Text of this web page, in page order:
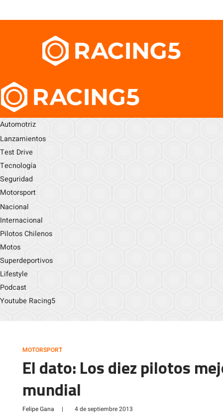
Automotriz
Lanzamientos
Test Drive
Tecnología
Seguridad
Motorsport
Nacional
Internacional
Pilotos Chilenos
Motos
Superdeportivos
Lifestyle
Podcast
Youtube Racing5
MOTORSPORT
El dato: Los diez pilotos
mundial
Felipe Gana | 4 de septiembre 2013